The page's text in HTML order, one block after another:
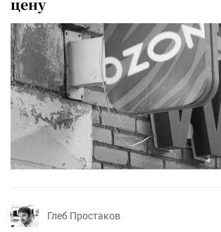
цену
Глеб Простаков